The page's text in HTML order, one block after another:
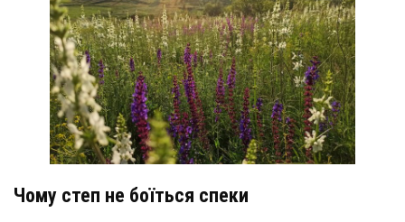
Чому степ не боїться спеки